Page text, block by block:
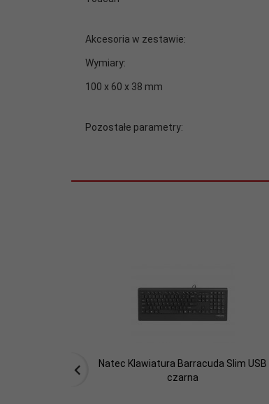
Akcesoria w zestawie:
Wymiary:
100 x 60 x 38 mm
Pozostałe parametry:
(min.):
800
Natec Klawiatura Barracuda Slim USB
czarna